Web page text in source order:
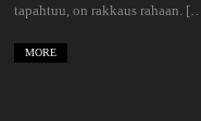
tapahtuu, on rakkaus rahaan.
MORE